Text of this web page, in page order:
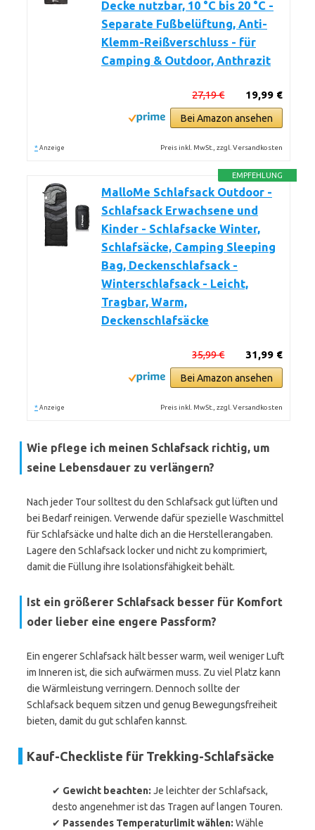
Decke nutzbar, 10 °C bis 20 °C -
Separate Fußbelüftung, Anti-
Klemm-Reißverschluss - für
Camping & Outdoor, Anthrazit
19,99 €
27,19 €
Bei Amazon ansehen
* Anzeige Preis inkl. MwSt., zzgl. Versandkosten
EMPFEHLUNG
MalloMe Schlafsack Outdoor -
Schlafsack Erwachsene und
Kinder - Schlafsacke Winter,
Schlafsäcke, Camping Sleeping
Bag, Deckenschlafsack -
Winterschlafsack - Leicht,
Tragbar, Warm,
Deckenschlafsäcke
31,99 €
35,99 €
Bei Amazon ansehen
* Anzeige Preis inkl. MwSt., zzgl. Versandkosten
Wie pflege ich meinen Schlafsack richtig, um
seine Lebensdauer zu verlängern?
Nach jeder Tour solltest du den Schlafsack gut lüften und
bei Bedarf reinigen. Verwende dafür spezielle Waschmittel
für Schlafsäcke und halte dich an die Herstellerangaben.
Lagere den Schlafsack locker und nicht zu komprimiert,
damit die Füllung ihre Isolationsfähigkeit behält.
Ist ein größerer Schlafsack besser für Komfort
oder lieber eine engere Passform?
Ein engerer Schlafsack hält besser warm, weil weniger Luft
im Inneren ist, die sich aufwärmen muss. Zu viel Platz kann
die Wärmleistung verringern. Dennoch sollte der
Schlafsack bequem sitzen und genug Bewegungsfreiheit
bieten, damit du gut schlafen kannst.
Kauf-Checkliste für Trekking-Schlafsäcke
✔ Gewicht beachten: Je leichter der Schlafsack,
desto angenehmer ist das Tragen auf langen Touren.
✔ Passendes Temperaturlimit wählen: Wähle